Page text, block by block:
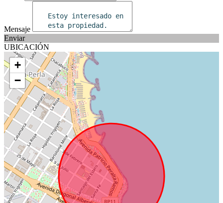
Mensaje
Enviar
UBICACIÓN
+
−